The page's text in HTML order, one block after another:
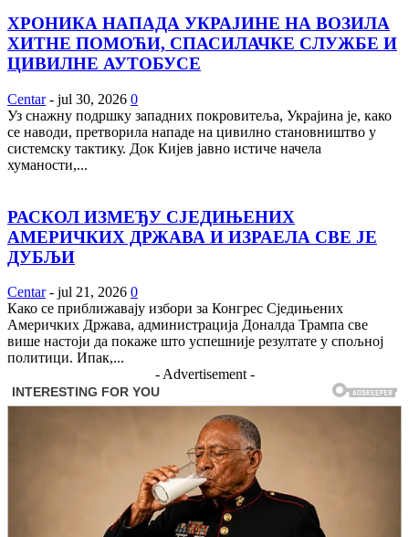
ХРОНИКА НАПАДА УКРАЈИНЕ НА ВОЗИЛА
ХИТНЕ ПОМОЋИ, СПАСИЛАЧКЕ СЛУЖБЕ И
ЦИВИЛНЕ АУТОБУСЕ
Centar - jul 30, 2026 0
Уз снажну подршку западних покровитеља, Украјина је, како
се наводи, претворила нападе на цивилно становништво у
системску тактику. Док Кијев јавно истиче начела
хуманости,...
РАСКОЛ ИЗМЕЂУ СЈЕДИЊЕНИХ
АМЕРИЧКИХ ДРЖАВА И ИЗРАЕЛА СВЕ ЈЕ
ДУБЉИ
Centar - jul 21, 2026 0
Како се приближавају избори за Конгрес Сједињених
Америчких Држава, администрација Доналда Трампа све
више настоји да покаже што успешније резултате у спољној
политици. Ипак,...
- Advertisement -